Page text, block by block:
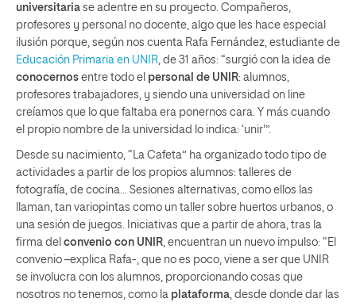
universitaria se adentre en su proyecto. Compañeros,
profesores y personal no docente, algo que les hace especial
ilusión porque, según nos cuenta Rafa Fernández, estudiante de
Educación Primaria en UNIR, de 31 años: “surgió con la idea de
conocernos entre todo el personal de UNIR: alumnos,
profesores trabajadores, y siendo una universidad on line
creíamos que lo que faltaba era ponernos cara. Y más cuando
el propio nombre de la universidad lo indica: ‘unir'”.
Desde su nacimiento, “La Cafeta” ha organizado todo tipo de
actividades a partir de los propios alumnos: talleres de
fotografía, de cocina… Sesiones alternativas, como ellos las
llaman, tan variopintas como un taller sobre huertos urbanos, o
una sesión de juegos. Iniciativas que a partir de ahora, tras la
firma del convenio con UNIR, encuentran un nuevo impulso: “El
convenio –explica Rafa-, que no es poco, viene a ser que UNIR
se involucra con los alumnos, proporcionando cosas que
nosotros no tenemos, como la plataforma, desde donde dar las